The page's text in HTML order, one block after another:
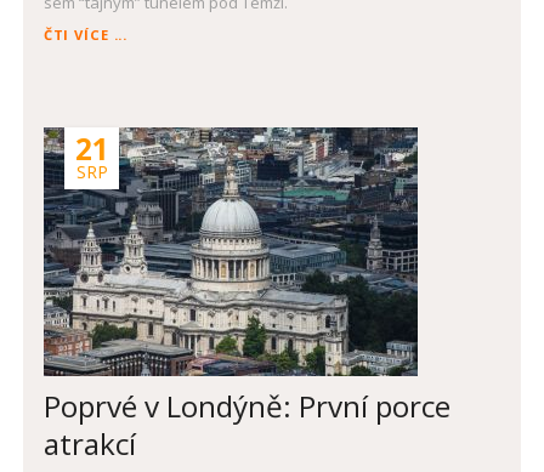
ČTI VÍCE ...
GREENWICH
21
SRP
Poprvé v Londýně: První porce
atrakcí